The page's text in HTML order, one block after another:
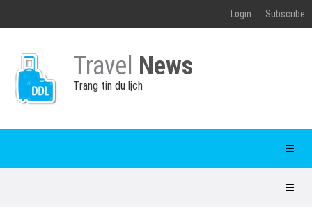
Login Subscribe
Travel News
Trang tin du lịch